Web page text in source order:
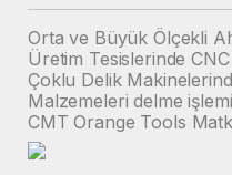
Orta ve Büyük Ölçekli
Üretim Tesislerinde
Çoklu Delik
Malzemeleri delme
CMT Orange Tools